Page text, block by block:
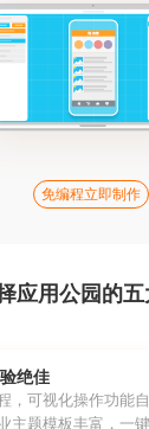
免编程立即制作
应用公园的
绝佳
，可视化操作功能
主题模板丰富，一